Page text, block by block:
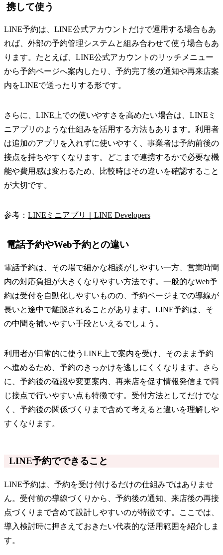
携して使う
LINE予約は、LINE公式アカウントだけで運用する場合もあ
れば、外部の予約管理システムと組み合わせて使う場合もあ
ります。たとえば、LINE公式アカウントのリッチメニュー
から予約ページへ案内したり、予約完了後の通知や再来店案
内をLINEで送ったりする形です。
さらに、LINE上での使いやすさを高めたい場合は、LINEミ
ニアプリのような仕組みを活用する方法もあります。利用者
は追加のアプリを入れずに使いやすく、事業者は予約前後の
接点を持ちやすくなります。どこまで連携するかで必要な機
能や費用感は変わるため、比較時はその違いを確認すること
が大切です。
参考： LINEミニアプリ｜LINE Developers
電話予約やWeb予約との違い
電話予約は、その場で細かな相談がしやすい一方、営業時間
内の対応負担が大きくなりやすい方法です。一般的なWeb予
約は受付を自動化しやすいものの、予約ページまでの導線が
長いと途中で離脱されることがあります。LINE予約は、そ
の中間を補いやすい手段といえるでしょう。
利用者が日常的に使うLINE上で案内を受け、そのまま予約
へ進めるため、予約のきっかけを逃しにくくなります。さら
に、予約後の確認や変更案内、再来店を促す情報発信まで同
じ接点で行いやすい点も特徴です。受付方法としてだけでな
く、予約後の関係づくりまで含めて考えると違いを理解しや
すくなります。
LINE予約でできること
LINE予約は、予約を受け付けるだけの仕組みではありませ
ん。受付前の導線づくりから、予約後の通知、来店後の再接
点づくりまで含めて設計しやすいのが特徴です。ここでは、
導入検討時に押さえておきたい代表的な活用範囲を紹介しま
す。